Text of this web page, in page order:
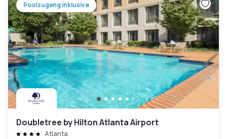
Poolzugang inklusive
Doubletree by Hilton Atlanta Airport
Atlanta